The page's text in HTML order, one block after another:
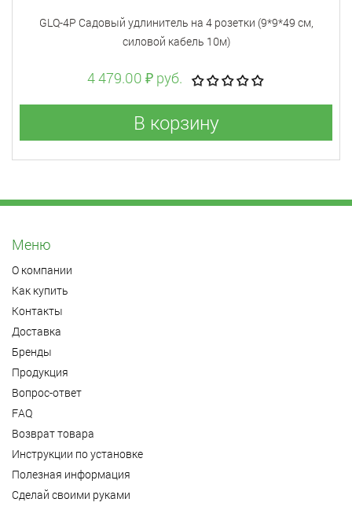
GLQ-4Р Садовый удлинитель на 4 розетки (9*9*49 см,
силовой кабель 10м)
4 479.00 ₽ руб.
В корзину
Меню
О компании
Как купить
Контакты
Доставка
Бренды
Продукция
Вопрос-ответ
FAQ
Возврат товара
Инструкции по установке
Полезная информация
Сделай своими руками